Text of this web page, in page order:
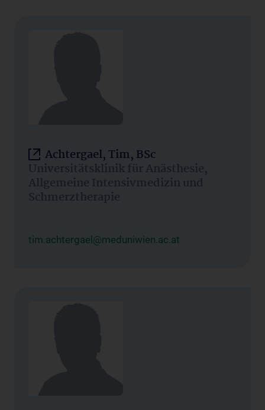
Achtergael, Tim, BSc
Universitätsklinik für Anästhesie,
Allgemeine Intensivmedizin und
Schmerztherapie
tim.achtergael@meduniwien.ac.at